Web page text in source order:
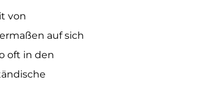
von
auf sich
oft in den